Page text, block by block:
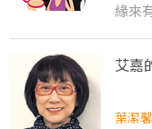
緣來
艾嘉
葉潔馨